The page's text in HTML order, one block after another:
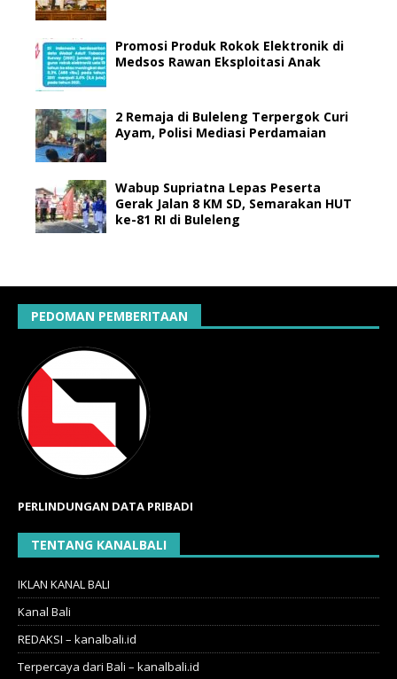
Promosi Produk Rokok Elektronik di
Medsos Rawan Eksploitasi Anak
2 Remaja di Buleleng Terpergok Curi
Ayam, Polisi Mediasi Perdamaian
Wabup Supriatna Lepas Peserta
Gerak Jalan 8 KM SD, Semarakan HUT
ke-81 RI di Buleleng
PEDOMAN PEMBERITAAN
PERLINDUNGAN DATA PRIBADI
TENTANG KANALBALI
IKLAN KANAL BALI
Kanal Bali
REDAKSI – kanalbali.id
Terpercaya dari Bali – kanalbali.id